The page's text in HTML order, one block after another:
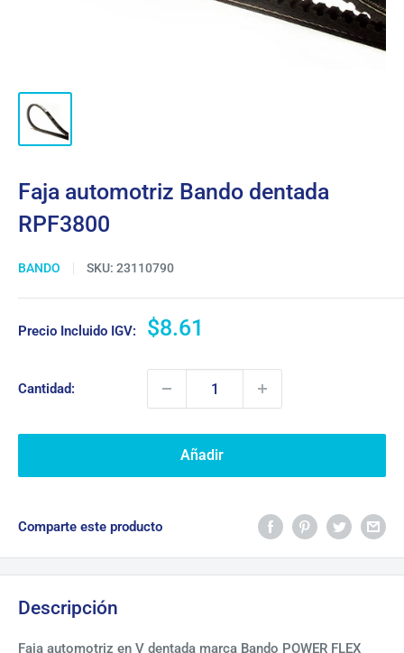
Faja automotriz Bando dentada
RPF3800
BANDO SKU: 23110790
Precio Incluido IGV:
Precio
venta
$8.61
Cantidad:
Añadir
Comparte este producto
Descripción
Faja automotriz en V dentada marca Bando POWER FLEX